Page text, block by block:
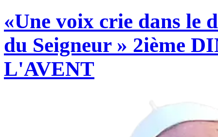
«Une voix crie dans le
du Seigneur » 2ième
L'AVENT